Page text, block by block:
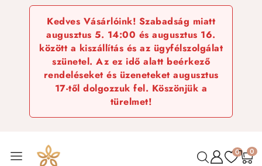
Kedves Vásárlóink! Szabadság miatt
augusztus 5. 14:00 és augusztus 16.
között a kiszállítás és az ügyfélszolgálat
szünetel. Az ez idő alatt beérkező
rendeléseket és üzeneteket augusztus
17-től dolgozzuk fel. Köszönjük a
türelmet!
0 0